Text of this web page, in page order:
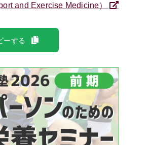
and Exercise Medicine）
ーする